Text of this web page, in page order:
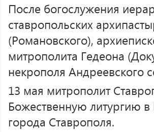
После богослужения
ставропольских
(Романовского),
митрополита Гедеона
некрополя Андреевского
13 мая митрополит
Божественную литургию
города Ставрополя.